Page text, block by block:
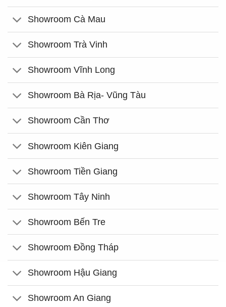
Showroom Cà Mau
Showroom Trà Vinh
Showroom Vĩnh Long
Showroom Bà Rịa- Vũng Tàu
Showroom Cần Thơ
Showroom Kiên Giang
Showroom Tiền Giang
Showroom Tây Ninh
Showroom Bến Tre
Showroom Đồng Tháp
Showroom Hậu Giang
Showroom An Giang